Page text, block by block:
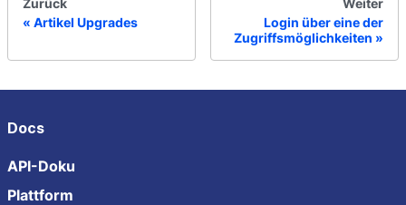
Zurück
Artikel Upgrades
Weiter
Login über eine der
Zugriffsmöglichkeiten
Docs
API-Doku
Plattform